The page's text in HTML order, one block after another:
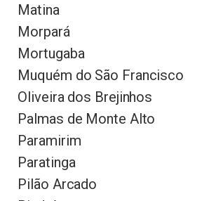
Matina
Morpará
Mortugaba
Muquém do São Francisco
Oliveira dos Brejinhos
Palmas de Monte Alto
Paramirim
Paratinga
Pilão Arcado